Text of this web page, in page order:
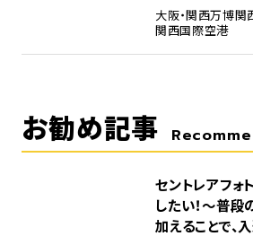
大阪・関西万博関
関西国際空港
お勧め記事
セントレアフォ
したい！～普
加えることで、